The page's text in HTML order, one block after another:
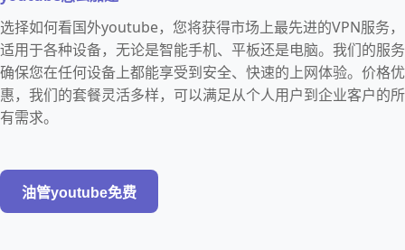
选择如何看国外youtube，您将获得市场上最先进的VPN服务，
适用于各种设备，无论是智能手机、平板还是电脑。我们的服务
确保您在任何设备上都能享受到安全、快速的上网体验。价格优
惠，我们的套餐灵活多样，可以满足从个人用户到企业客户的所
有需求。
油管youtube免费